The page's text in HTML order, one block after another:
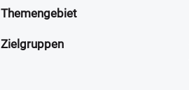
Themengebiet
Zielgruppen